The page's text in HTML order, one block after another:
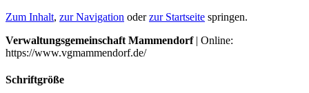
Zum Inhalt, zur Navigation oderzur Startseite springen.
Verwaltungsgemeinschaft Mammendorf| Online:
https://www.vgmammendorf.de/
Schriftgröße